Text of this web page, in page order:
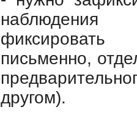
письменно,
другом).